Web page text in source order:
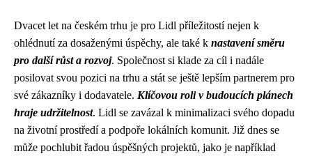
Dvacet let na českém trhu je pro Lidl příležitostí nejen k
ohlédnutí za dosaženými úspěchy, ale také k nastavení směru
pro další růst a rozvoj. Společnost si klade za cíl i nadále
posilovat svou pozici na trhu a stát se ještě lepším partnerem pro
své zákazníky i dodavatele. Klíčovou roli v budoucích plánech
hraje udržitelnost. Lidl se zavázal k minimalizaci svého dopadu
na životní prostředí a podpoře lokálních komunit. Již dnes se
může pochlubit řadou úspěšných projektů, jako je například